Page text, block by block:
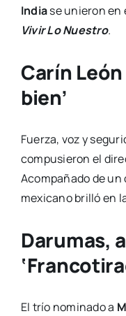
Indiase unieron
Vivir Lo Nuestro.
Carín
bien’
Fuerza, voz y
compusieron el
Acompañado de
mexicano brilló en
Darumas,
El trío nominado a